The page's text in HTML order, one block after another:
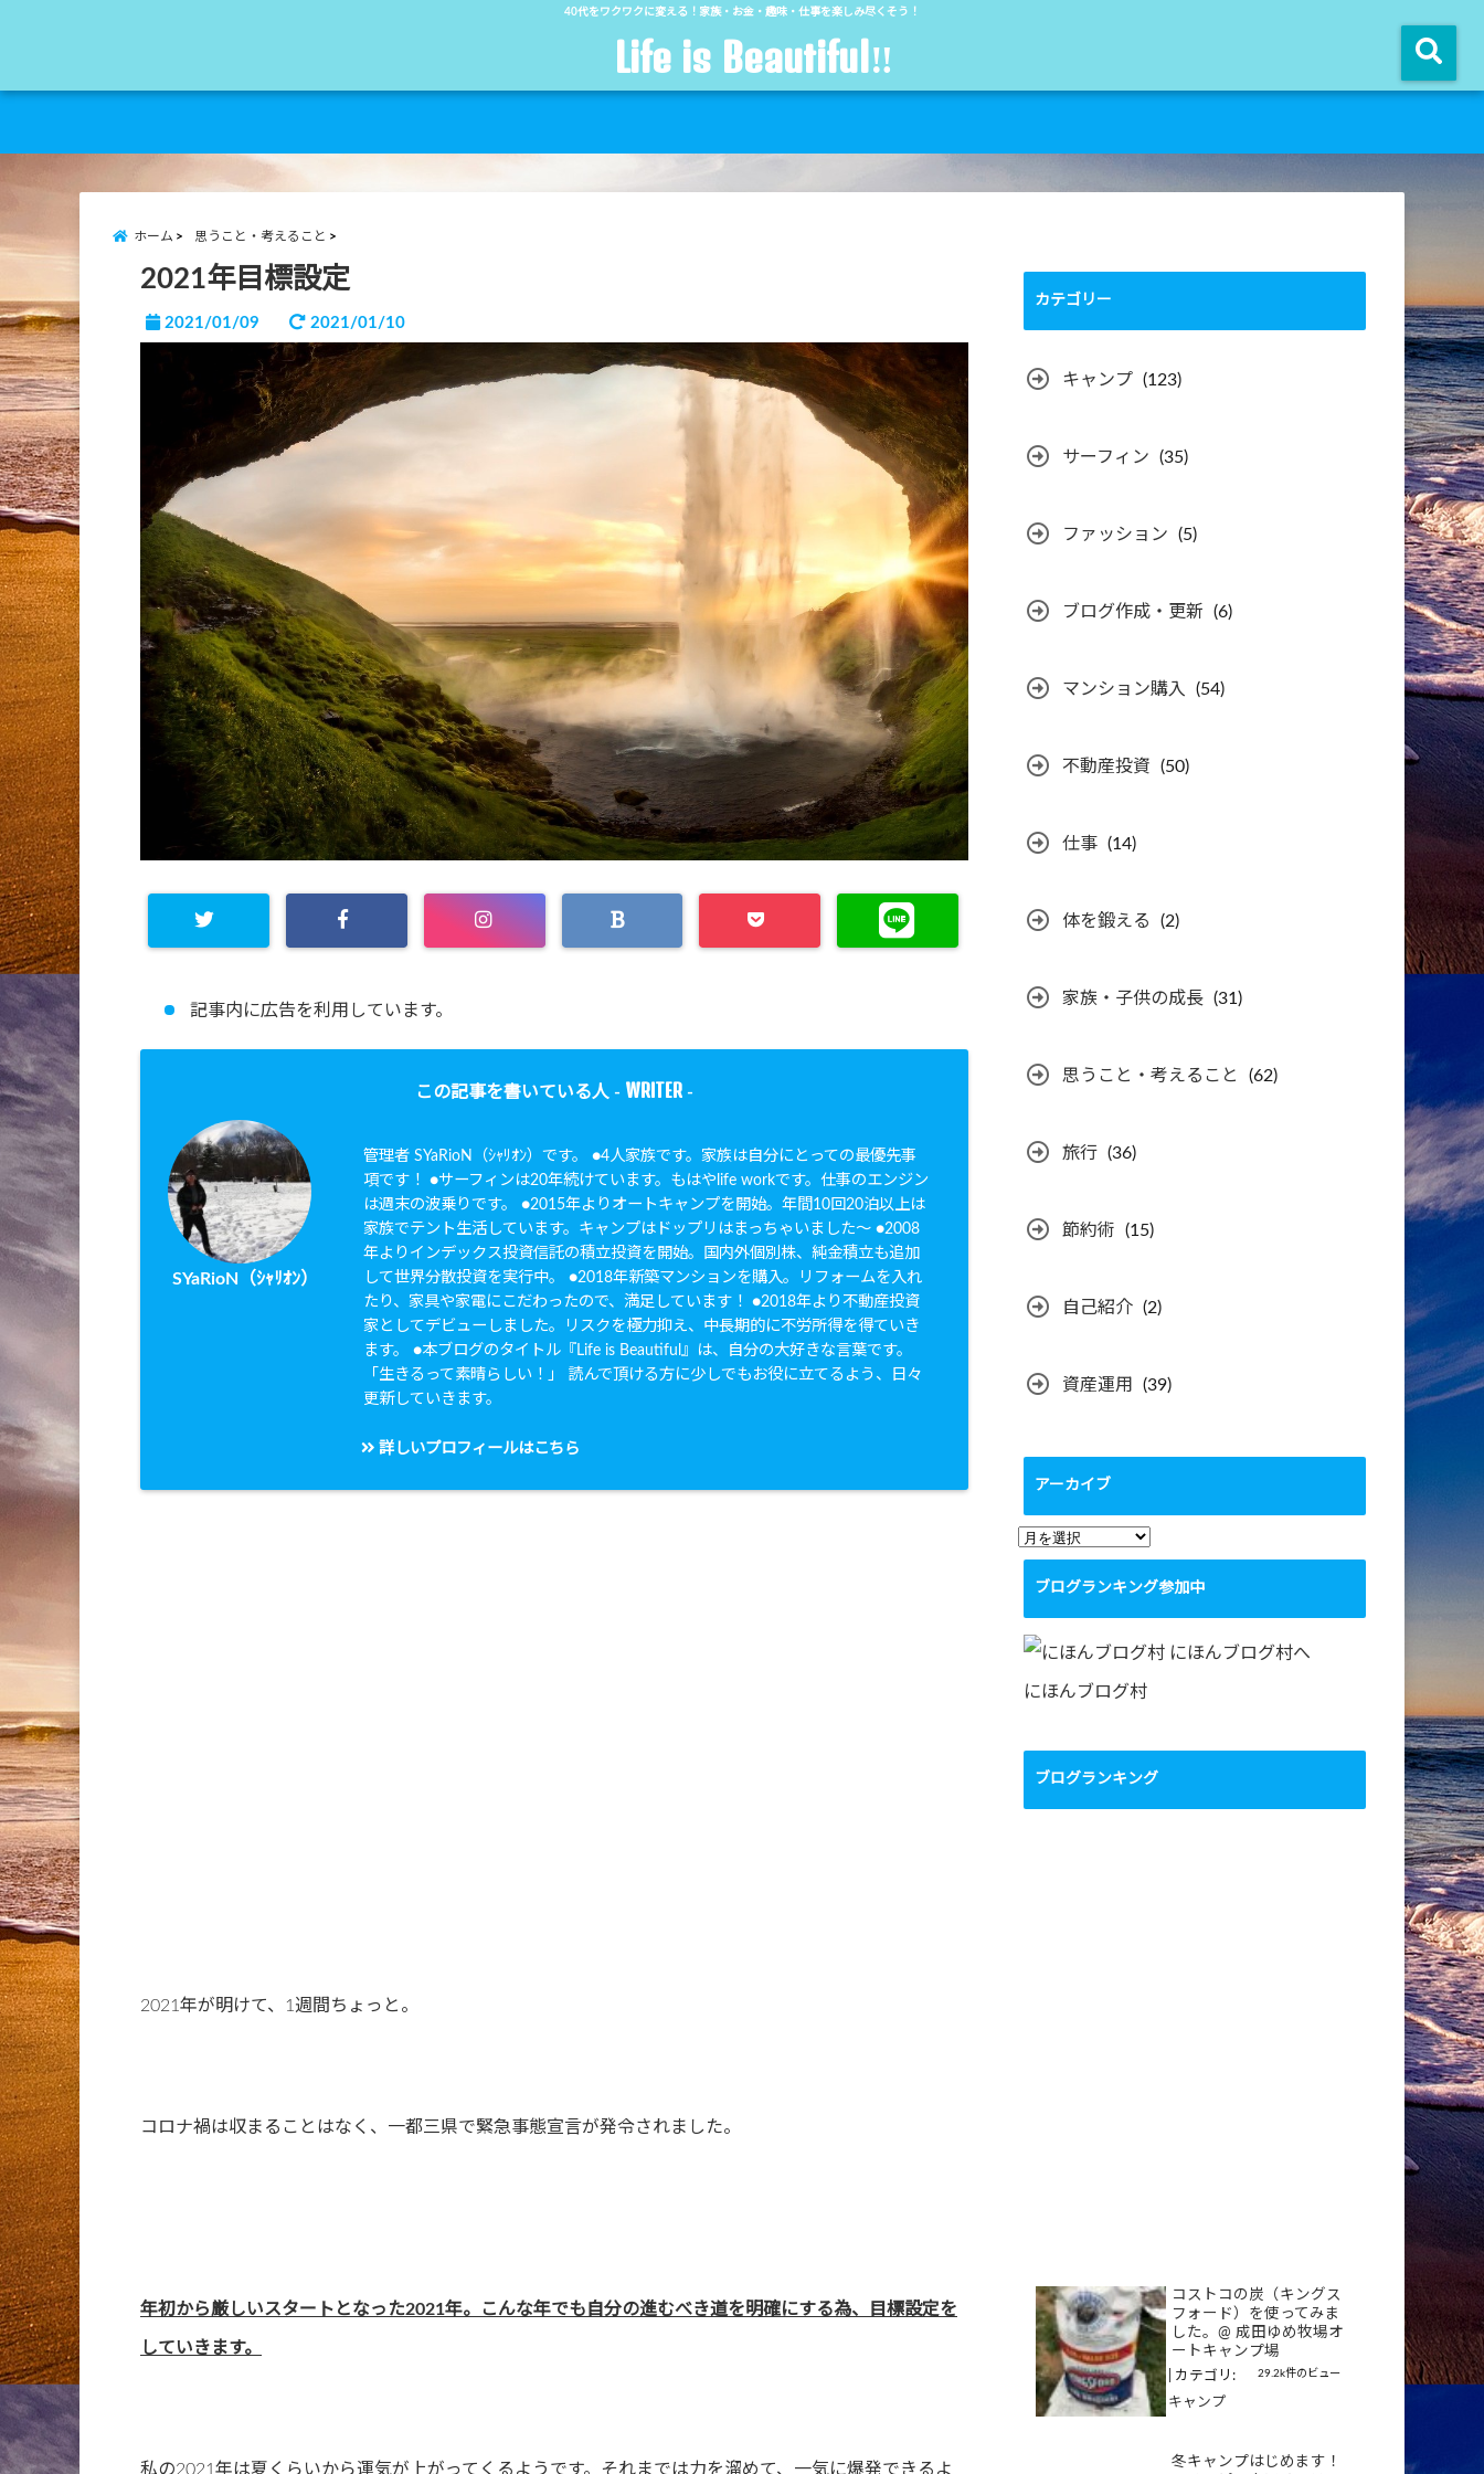
40代をワクワクに変える！家族・お金・趣味・仕事を楽しみ尽くそう！
Life is Beautiful‼︎
ホーム 思うこと・考えること
2021年目標設定
2021/01/09 2021/01/10
記事内に広告を利用しています。
この記事を書いている人 - WRITER -
SYaRioN（ｼｬﾘｵﾝ）
管理者 SYaRioN（ｼｬﾘｵﾝ）です。 ●4人家族です。家族は自分にとっての最優先事
項です！ ●サーフィンは20年続けています。もはやlife workです。仕事のエンジン
は週末の波乗りです。 ●2015年よりオートキャンプを開始。年間10回20泊以上は
家族でテント生活しています。キャンプはドップリはまっちゃいました〜 ●2008
年よりインデックス投資信託の積立投資を開始。国内外個別株、純金積立も追加
して世界分散投資を実行中。 ●2018年新築マンションを購入。リフォームを入れ
たり、家具や家電にこだわったので、満足しています！ ●2018年より不動産投資
家としてデビューしました。リスクを極力抑え、中長期的に不労所得を得ていき
ます。 ●本ブログのタイトル『Life is Beautiful』は、自分の大好きな言葉です。
「生きるって素晴らしい！」 読んで頂ける方に少しでもお役に立てるよう、日々
更新していきます。
詳しいプロフィールはこちら
2021年が明けて、1週間ちょっと。
コロナ禍は収まることはなく、一都三県で緊急事態宣言が発令されました。
年初から厳しいスタートとなった2021年。こんな年でも自分の進むべき道を明確にする為、目標設定を
していきます。
私の2021年は夏くらいから運気が上がってくるようです。それまでは力を溜めて、一気に爆発できるよ
カテゴリー
キャンプ (123)
サーフィン (35)
ファッション (5)
ブログ作成・更新 (6)
マンション購入 (54)
不動産投資 (50)
仕事 (14)
体を鍛える (2)
家族・子供の成長 (31)
思うこと・考えること (62)
旅行 (36)
節約術 (15)
自己紹介 (2)
資産運用 (39)
アーカイブ
ア
ー
イ
ブ
ブログランキング参加中
にほんブログ村
ブログランキング
コストコの炭（キングス
フォード）を使ってみま
した。@ 成田ゆめ牧場オ
ートキャンプ場
29.2k件のビュー
カテゴリ:
キャンプ
冬キャンプはじめます！